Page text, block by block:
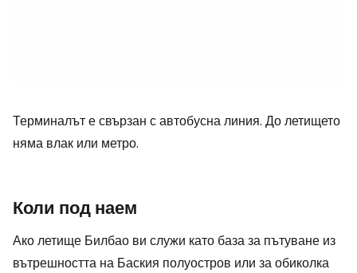
Терминалът е свързан с автобусна линия. До летището
няма влак или метро.
Коли под наем
Ако летище Билбао ви служи като база за пътуване из
вътрешността на Баския полуостров или за обиколка